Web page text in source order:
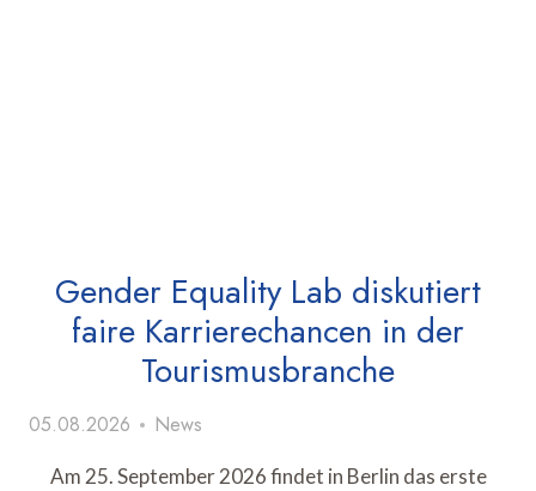
Gender Equality Lab diskutiert
faire Karrierechancen in der
Tourismusbranche
05.08.2026 News
Am 25. September 2026 findet in Berlin das erste